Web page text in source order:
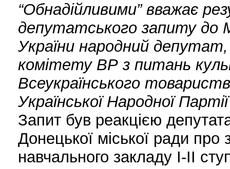
“Обнадійливими” вважає
депутатського запиту до
України народний
комітету ВР з питань
Всеукраїнського
Української Народної
Запит був реакцією
Донецької міської ради про
навчального закладу І-ІІ